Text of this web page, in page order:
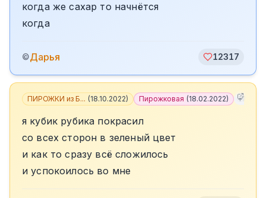
когда же сахар то начнётся
когда
©Дарья 12317
ПИРОЖКИ из Б... (18.10.2022) Пирожковая (18.02.2022) +11
я кубик рубика покрасил
со всех сторон в зеленый цвет
и как то сразу всё сложилось
и успокоилось во мне